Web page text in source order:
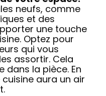
neufs, comme
et des
une touche
Optez pour
qui vous
assortir. Cela
dans la pièce. En
aura un air